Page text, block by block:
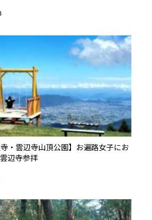
寺・雲辺寺山頂公園】お遍路女子にお
辺寺参拝